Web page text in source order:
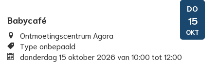
Babycafé
Ontmoetingscentrum Agora
Type onbepaald
donderdag 15 oktober 2026 van10:00 tot 12:00
DO
15
OKT